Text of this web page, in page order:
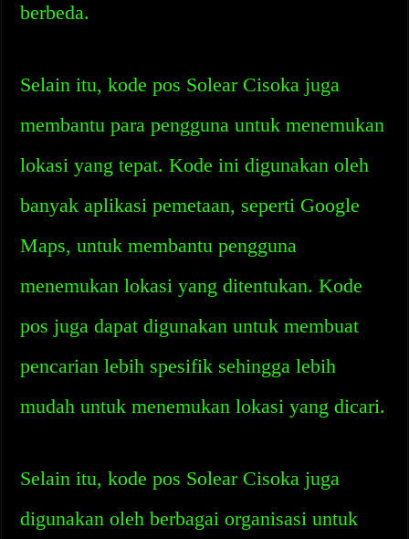
berbeda.
Selain itu, kode pos Solear Cisoka juga
membantu para pengguna untuk menemukan
lokasi yang tepat. Kode ini digunakan oleh
banyak aplikasi pemetaan, seperti Google
Maps, untuk membantu pengguna
menemukan lokasi yang ditentukan. Kode
pos juga dapat digunakan untuk membuat
pencarian lebih spesifik sehingga lebih
mudah untuk menemukan lokasi yang dicari.
Selain itu, kode pos Solear Cisoka juga
digunakan oleh berbagai organisasi untuk